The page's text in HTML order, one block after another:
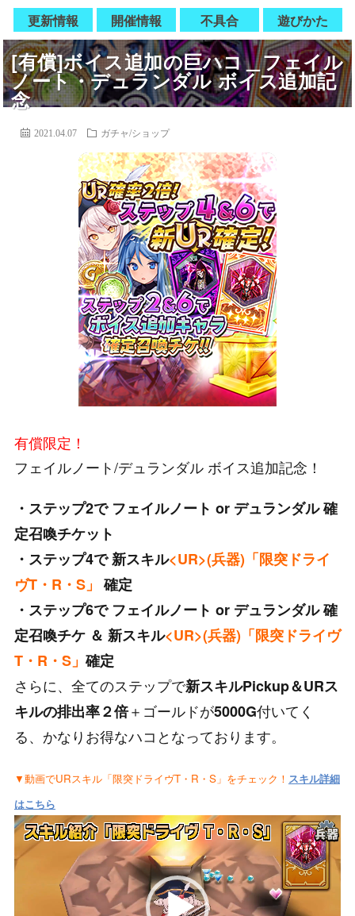
更新情報 開催情報 不具合 遊びかた
[有償]ボイス追加の巨ハコ＿フェイル
ノート・デュランダル ボイス追加記
念
2021.04.07 ガチャ/ショップ
有償限定！
フェイルノート/デュランダル ボイス追加記念！
・ステップ2で フェイルノート or デュランダル 確
定召喚チケット
・ステップ4で 新スキル<UR>(兵器)「限突ドライ
ヴT・R・S」確定
・ステップ6で フェイルノート or デュランダル 確
定召喚チケ ＆ 新スキル<UR>(兵器)「限突ドライヴ
T・R・S」確定
さらに、全てのステップで新スキルPickup＆URス
キルの排出率２倍＋ゴールドが5000G付いてく
る、かなりお得なハコとなっております。
▼動画でURスキル「限突ドライヴT・R・S」をチェック！ スキル詳細
はこちら
動
画